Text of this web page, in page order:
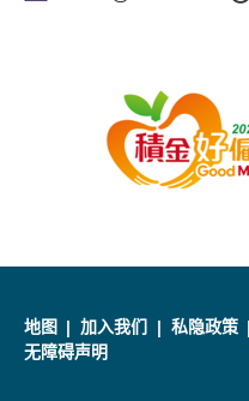
地图 加入我们 私隐政策
无障碍声明